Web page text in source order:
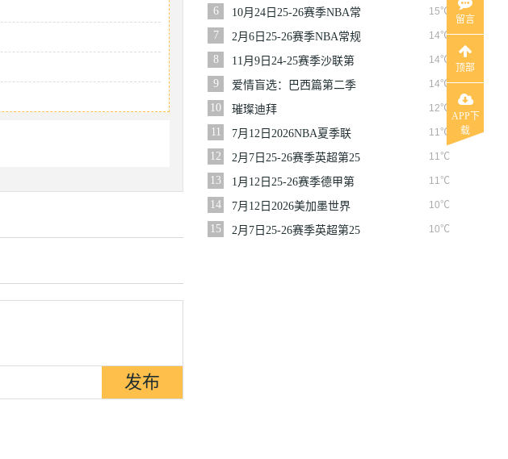
6
15℃
10月24日25-26赛季NBA常
规赛掘金VS勇士
7 14℃
2月6日25-26赛季NBA常规
赛篮网VS魔术
8 14℃
11月9日24-25赛季沙联第
10轮利雅得体育VS利雅得
胜利
9 14℃
爱情盲选：巴西篇第二季
10
12℃
璀璨迪拜
11
11℃
7月12日2026NBA夏季联
赛尼克斯VS马刺
12 11℃
2月7日25-26赛季英超第25
轮伯恩利VS西汉姆联
13 11℃
1月12日25-26赛季德甲第
16轮拜仁慕尼黑VS沃尔夫
斯堡
14 10℃
7月12日2026美加墨世界
杯四分之一决赛挪威VS英
格兰
15 10℃
2月7日25-26赛季英超第25
留言
顶部
APP下
载